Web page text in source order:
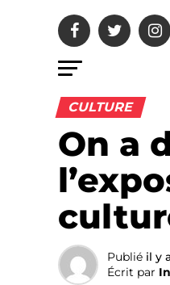
CULTURE
On a
Publié il y
Écrit par